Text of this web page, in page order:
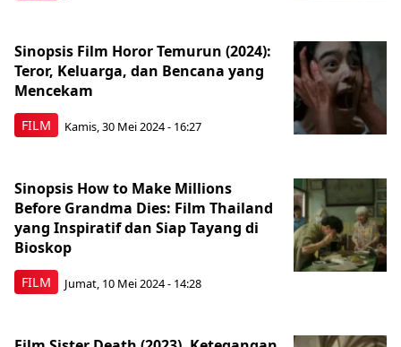
FILM
Sinopsis Film Horor Temurun (2024):
Teror, Keluarga, dan Bencana yang
Mencekam
Kamis, 30 Mei 2024 - 16:27
FILM
Sinopsis How to Make Millions
Before Grandma Dies: Film Thailand
yang Inspiratif dan Siap Tayang di
Bioskop
Jumat, 10 Mei 2024 - 14:28